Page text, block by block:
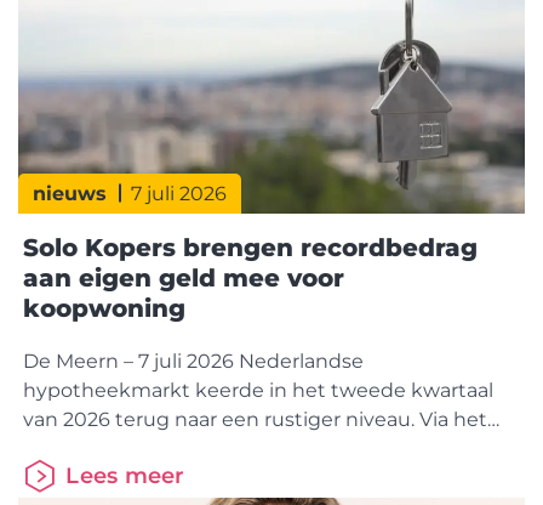
nieuws 7 juli 2026
Solo Kopers brengen recordbedrag
aan eigen geld mee voor
koopwoning
De Meern – 7 juli 2026 Nederlandse
hypotheekmarkt keerde in het tweede kwartaal
van 2026 terug naar een rustiger niveau. Via het
hypotheekaanvragen verzonden, bijna 5% minder
Lees meer